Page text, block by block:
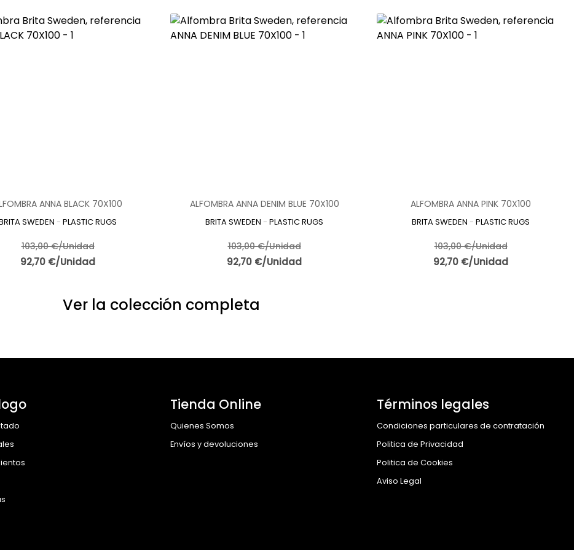
ANNA BLACK 70X100
SWEDEN - PLASTIC RUGS
103,00 €/Unidad
92,70 €/Unidad
ALFOMBRA ANNA DENIM BLUE 70X100
BRITA SWEDEN - PLASTIC RUGS
103,00 €/Unidad
92,70 €/Unidad
ALFOMBRA ANNA PINK 70X100
BRITA SWEDEN - PLASTIC RUGS
103,00 €/Unidad
92,70 €/Unidad
Ver la colección completa
Tienda Online
Quienes Somos
Envíos y devoluciones
Términos legales
Condiciones particulares de contratación
Politica de Privacidad
Politica de Cookies
Aviso Legal